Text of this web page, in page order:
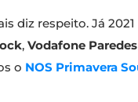
diz respeito. Já
, Vodafone
o NOS Primavera